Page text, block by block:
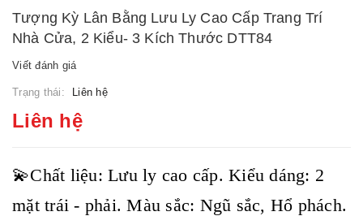
Tượng Kỳ Lân Bằng Lưu Ly Cao Cấp Trang Trí
Nhà Cửa, 2 Kiểu- 3 Kích Thước DTT84
Viết đánh giá
Trạng thái: Liên hệ
Liên hệ
💫Chất liệu: Lưu ly cao cấp. Kiểu dáng: 2
mặt trái - phải. Màu sắc: Ngũ sắc, Hổ phách.